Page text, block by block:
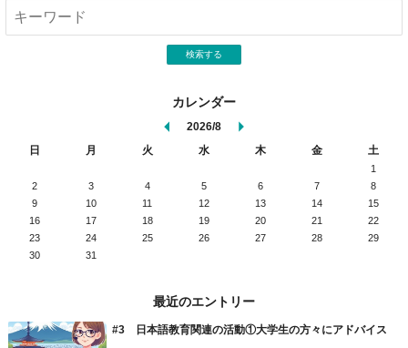
検索する
カレンダー
2026/8
日
月 火 水 木 金 土
1
2
3 4 5 6 7
8
9
10 11 12 13 14
15
16
17 18 19 20 21
22
23
24 25 26 27 28
29
30
31
最近のエントリー
#3 日本語教育関連の活動①大学生の方々にアドバイス